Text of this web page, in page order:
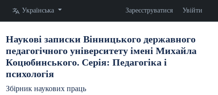
Змінити мову. Поточна мова:
Українська Зареєструватися Увійти
Наукові записки Вінницького державного
педагогічного університету імені Михайла
Коцюбинського. Серія: Педагогіка і
психологія
Збірник наукових праць